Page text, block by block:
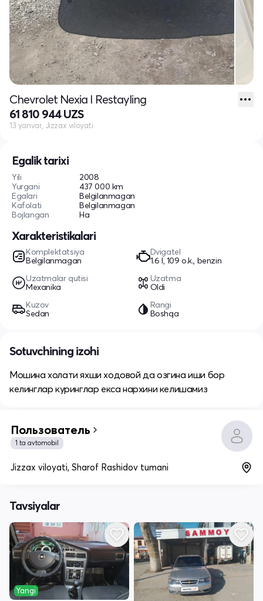
Egalik tarixi
Yili
2008
Yurgani
437 000 km
Egalari
Belgilanmagan
Kafolati
Belgilanmagan
Bojlangan
Ha
Xarakteristikalari
Komplektatsiya
Belgilanmagan
Dvigatel
1.6 l, 109 o.k., benzin
Uzatmalar qutisi
Mexanika
Uzatma
Oldi
Kuzov
Sedan
Rangi
Boshqa
Chevrolet Nexia I Restayling
61 810 944 UZS
13 yanvar, Jizzax viloyati
Sotuvchining izohi
Мошина холати яхши ходовой да озгина иши бор
келинглар куринглар екса нархини келишамиз
Пользователь
1 ta avtomobil
Jizzax viloyati, Sharof Rashidov tumani
Tavsiyalar
Yangi